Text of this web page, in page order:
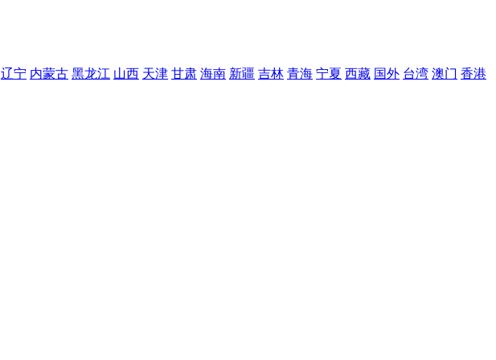
辽宁 内蒙古 黑龙江 山西 天津 甘肃 海南 新疆 吉林 青海 宁夏 西藏 国外 台湾 澳门 香港